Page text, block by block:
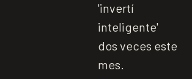
'invertí
inteligente'
dos veces este
mes.